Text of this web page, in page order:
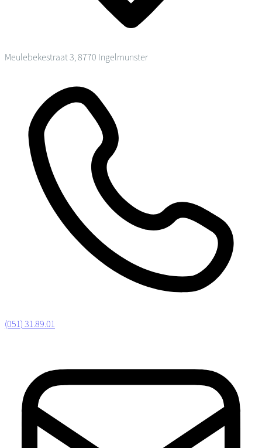
Meulebekestraat 3, 8770 Ingelmunster
(051) 31.89.01